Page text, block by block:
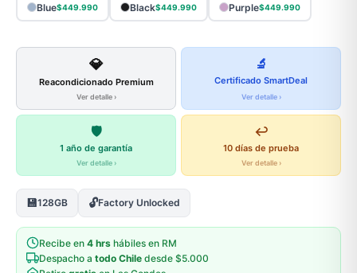
Blue$449.990 Black$449.990 Purple$449.990
💎
Reacondicionado Premium
Ver detalle ›
🔬
Certificado SmartDeal
Ver detalle ›
🛡️
1 año de garantía
Ver detalle ›
↩️
10 días de prueba
Ver detalle ›
💾128GB 🔓Factory Unlocked
Recibe en 4 hrs hábiles en RM
Despacho a todo Chile desde $5.000